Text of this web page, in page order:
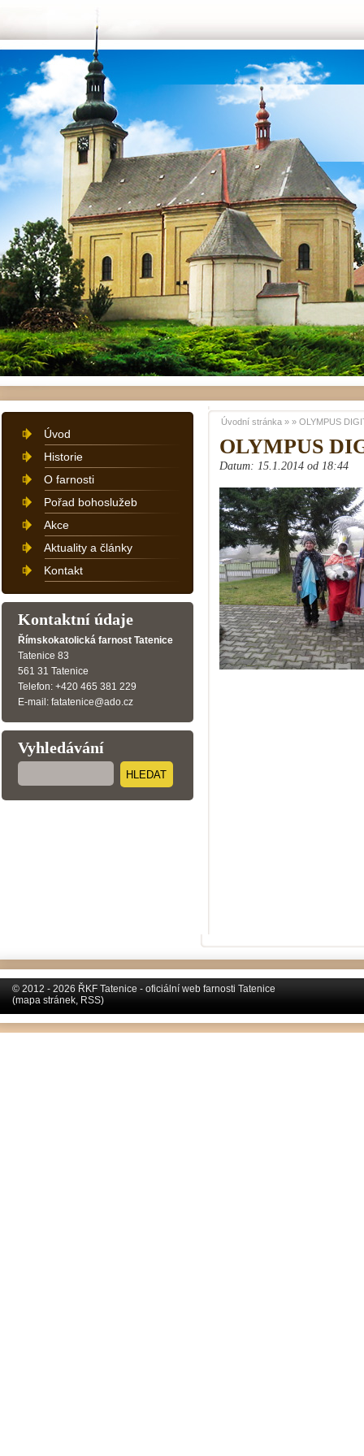
OLYMPUS
Datum: 15.1.2014 od 18:44
Úvodní stránka » » OLYMPUS
Úvod
Historie
O farnosti
Pořad bohoslužeb
Akce
Aktuality a články
Kontakt
Kontaktní údaje
Římskokatolická farnost Tatenice
Tatenice 83
561 31 Tatenice
Telefon: +420 465 381 229
E-mail: fatatenice@ado.cz
Vyhledávání
HLEDAT
© 2012 - 2026 ŘKF Tatenice - oficiální web farnosti Tatenice
(mapa stránek, RSS)